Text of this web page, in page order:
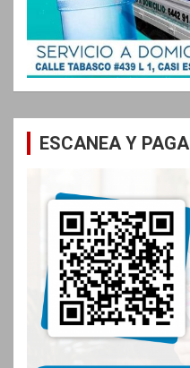
ESCANEA Y PAGA